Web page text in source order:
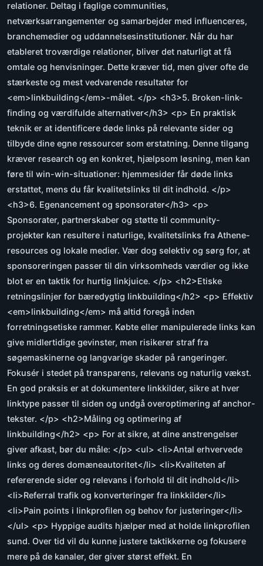
relationer. Deltag i faglige communities,
netværksarrangementer og samarbejder med influenceres,
branchemedier og uddannelsesinstitutioner. Når du har
etableret troværdige relationer, bliver det naturligt at få
omtale og henvisninger. Dette kræver tid, men giver ofte de
stærkeste og mest vedvarende resultater for
<em>linkbuilding</em>-målet. </p> <h3>5. Broken-link-
finding og værdifulde alternativer</h3> <p> En praktisk
teknik er at identificere døde links på relevante sider og
tilbyde dine egne ressourcer som erstatning. Denne tilgang
kræver research og en konkret, hjælpsom løsning, men kan
føre til win-win-situationer: hjemmesider får døde links
erstattet, mens du får kvalitetslinks til dit indhold. </p>
<h3>6. Egenancement og sponsorater</h3> <p>
Sponsorater, partnerskaber og støtte til community-
projekter kan resultere i naturlige, kvalitetslinks fra Athene-
resources og lokale medier. Vær dog selektiv og sørg for, at
sponsoreringen passer til din virksomheds værdier og ikke
blot er en taktik for hurtig linkjuice. </p> <h2>Etiske
retningslinjer for bæredygtig linkbuilding</h2> <p> Effektiv
<em>linkbuilding</em> må altid foregå inden
forretningsetiske rammer. Købte eller manipulerede links kan
give midlertidige gevinster, men risikerer straf fra
søgemaskinerne og langvarige skader på rangeringer.
Fokusér i stedet på transparens, relevans og naturlig vækst.
En god praksis er at dokumentere linkkilder, sikre at hver
linktype passer til siden og undgå overoptimering af anchor-
tekster. </p> <h2>Måling og optimering af
linkbuilding</h2> <p> For at sikre, at dine anstrengelser
giver afkast, bør du måle: </p> <ul> <li>Antal erhvervede
links og deres domæneautoritet</li> <li>Kvaliteten af
refererende sider og relevans i forhold til dit indhold</li>
<li>Referral trafik og konverteringer fra linkkilder</li>
<li>Pain points i linkprofilen og behov for justeringer</li>
</ul> <p> Hyppige audits hjælper med at holde linkprofilen
sund. Over tid vil du kunne justere taktikkerne og fokusere
mere på de kanaler, der giver størst effekt. En